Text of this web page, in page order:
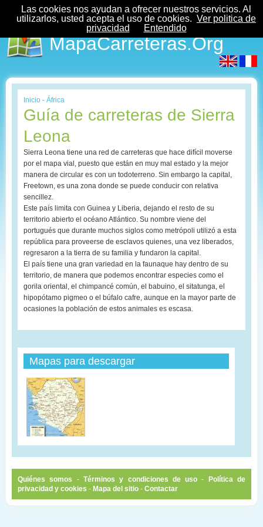
MapaCarreteras.Org
Inicio - África
Guía de carreteras de Sierra
Leona
Sierra Leona tiene una red de carreteras que hace difícil moverse
por el mapa vial, puesto que están en muy mal estado y la mejor
manera de circular es con un todoterreno. Sin embargo la capital,
Freetown, es una zona donde se puede conducir con relativa
sencillez.
Este país limita con Guinea y Liberia, dejando el resto de su
territorio abierto el océano Atlántico. Su nombre viene del
portugués que durante muchos siglos como metrópoli utilizó a esta
república para proveerse de esclavos quienes, una vez liberados,
regresaron a la tierra de su familia y fundaron la capital.
El país tiene una gran variedad en la faunaque hay dentro de su
territorio, de manera que podemos encontrar especies como el
gorila oriental, el chimpancé común, el babuino, el sitatunga, el
hipopótamo pigmeo o el búfalo cafre, aunque en la mayor parte de
ocasiones la población de estos animales es escasa.
Mapas para descargar
Quiénes somos - Términos y condiciones de uso -
Política de
privacidad y cookies - Mapa del sitio - Contactar
Las cookies nos ayudan a ofrecer nuestros servicios. Al
utilizarlos, usted acepta el uso de cookies. Ver politica de
privacidad
Entendido